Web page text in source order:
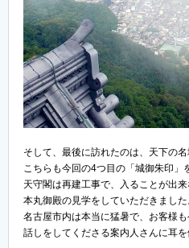
そして、最後に訪れたのは、天下の名
こちらも今回の4つ目の「城御朱印」
天守閣は再建工事で、入ることが出
本丸御殿の見学をしていただきました
名古屋市内は本当に猛暑で、お客様
話しをしてくださる案内人さんに耳を